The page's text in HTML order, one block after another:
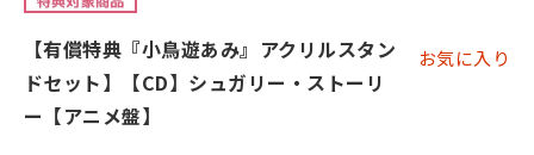
【有償特典『小鳥遊あみ』アクリルスタン
ドセット】【CD】シュガリー・ストーリ
ー【アニメ盤】
お気に入り